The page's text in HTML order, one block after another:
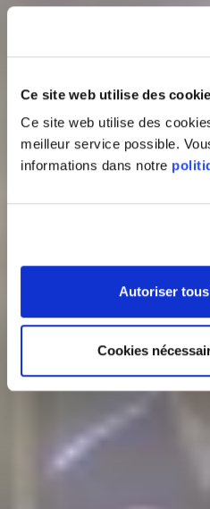
Ce site web utilise des
Ce site web utilise des
meilleur service possible.
informations dans notre
Autoriser
Cookies